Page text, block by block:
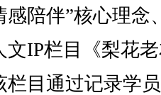
感陪伴”核心理念
文IP栏目《梨花
栏目通过记录学